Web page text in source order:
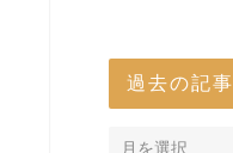
過去の記事